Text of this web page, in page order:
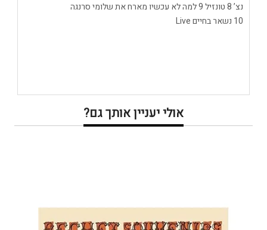
נצ’ 8 טונזיל 9 למה לא עכשיו מארח את שלומי סרנגה
10 נשאר בחיים Live
אולי יעניין אותך גם?